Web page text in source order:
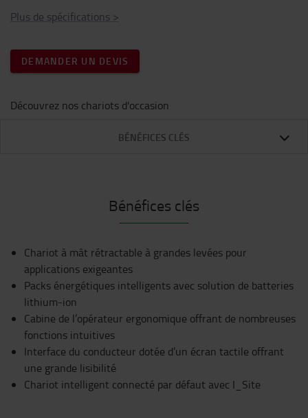
Plus de spécifications >
DEMANDER UN DEVIS
Découvrez nos chariots d'occasion
BÉNÉFICES CLÉS
Bénéfices clés
Chariot à mât rétractable à grandes levées pour
applications exigeantes
Packs énergétiques intelligents avec solution de batteries
lithium-ion
Cabine de l’opérateur ergonomique offrant de nombreuses
fonctions intuitives
Interface du conducteur dotée d’un écran tactile offrant
une grande lisibilité
Chariot intelligent connecté par défaut avec I_Site